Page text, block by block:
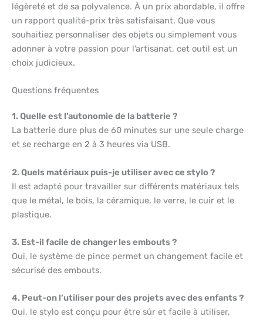
légèreté et de sa polyvalence. À un prix abordable, il offre
un rapport qualité-prix très satisfaisant. Que vous
souhaitiez personnaliser des objets ou simplement vous
adonner à votre passion pour l’artisanat, cet outil est un
choix judicieux.
Questions fréquentes
1. Quelle est l’autonomie de la batterie ?
La batterie dure plus de 60 minutes sur une seule charge
et se recharge en 2 à 3 heures via USB.
2. Quels matériaux puis-je utiliser avec ce stylo ?
Il est adapté pour travailler sur différents matériaux tels
que le métal, le bois, la céramique, le verre, le cuir et le
plastique.
3. Est-il facile de changer les embouts ?
Oui, le système de pince permet un changement facile et
sécurisé des embouts.
4. Peut-on l’utiliser pour des projets avec des enfants ?
Oui, le stylo est conçu pour être sûr et facile à utiliser,